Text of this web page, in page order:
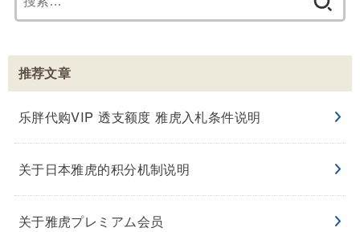
索：
推荐文章
乐胖代购VIP 透支额度 雅虎入札条件说明
关于日本雅虎的积分机制说明
关于雅虎プレミアム会员